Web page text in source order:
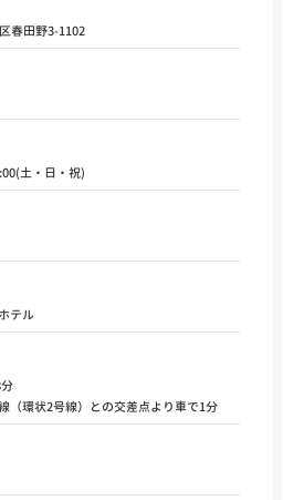
春田野3-1102
土・日・祝)
テル
環状2号線）との交差点より車で1分